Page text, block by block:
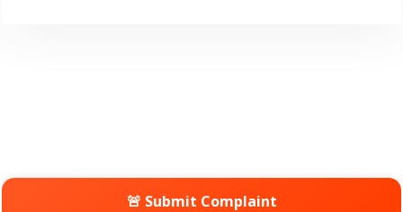
🚨 Submit Complaint